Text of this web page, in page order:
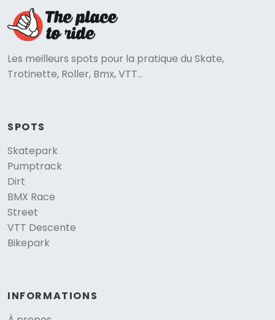
Les meilleurs spots pour la pratique du Skate,
Trotinette, Roller, Bmx, VTT...
SPOTS
Skatepark
Pumptrack
Dirt
BMX Race
Street
VTT Descente
Bikepark
INFORMATIONS